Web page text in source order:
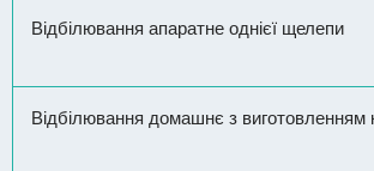
Відбілювання апаратне однієї щелепи
Відбілювання домашнє з виготовленням